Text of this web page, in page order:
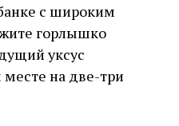
с широким
горлышко
уксус
на две-три